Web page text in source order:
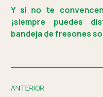
Y si no te
¡siempre puedes
bandeja de fresones
ANTERIOR